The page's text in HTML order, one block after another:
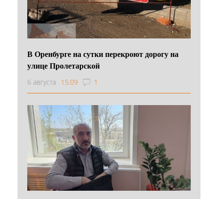
В Оренбурге на сутки перекроют дорогу на
улице Пролетарской
6 августа 15:09 1